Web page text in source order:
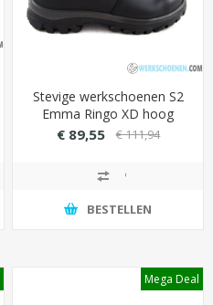
Stevige werkschoenen S2
Emma Ringo XD hoog
model (extra breed)
€ 89,55 € 111,94
BESTELLEN
Mega Deal